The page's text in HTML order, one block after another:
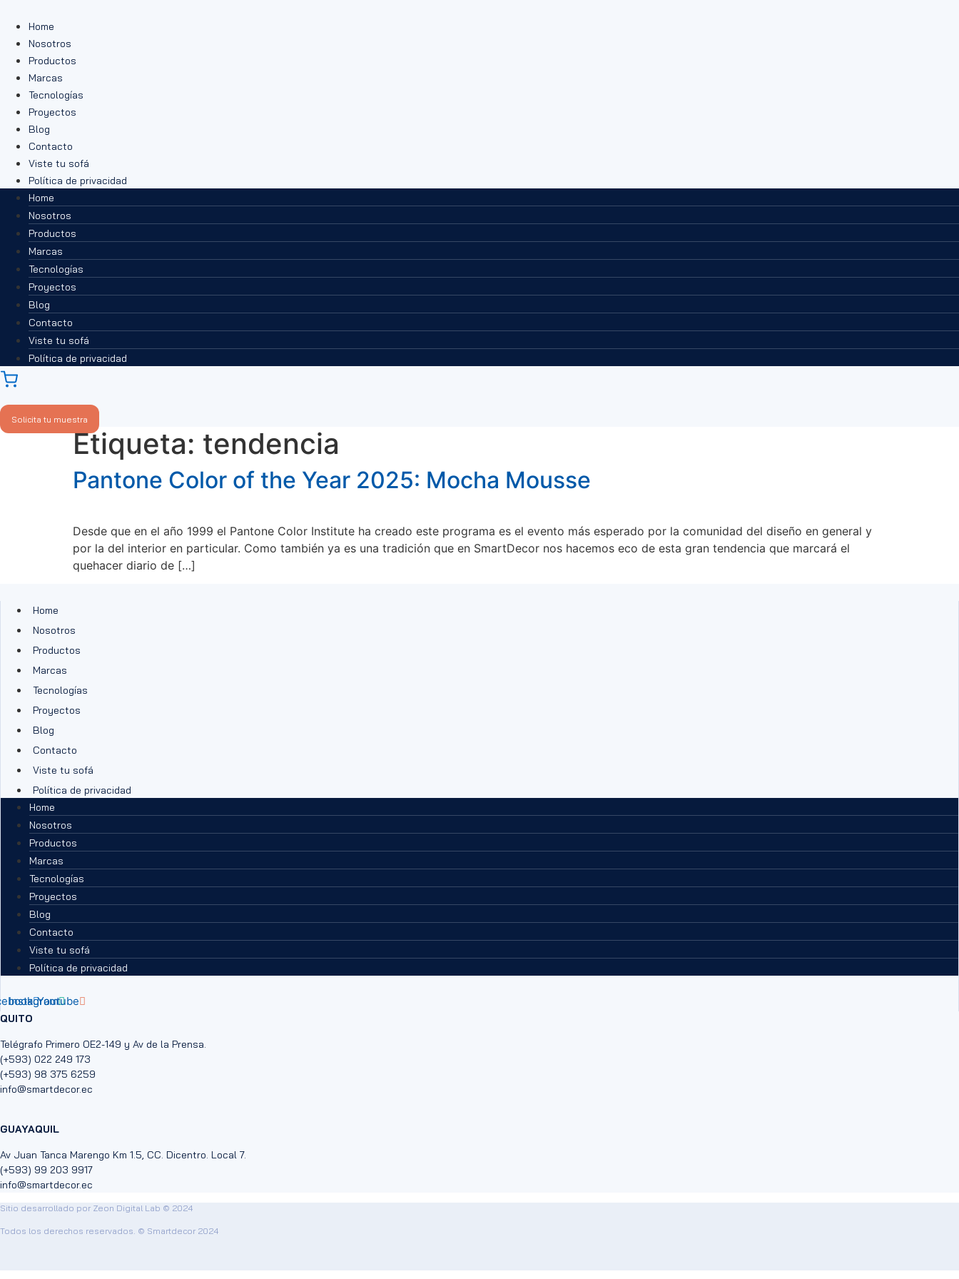
contenido
Home
Nosotros
Productos
Marcas
Tecnologías
Proyectos
Blog
Contacto
Viste tu sofá
Política de privacidad
Home
Nosotros
Productos
Marcas
Tecnologías
Proyectos
Blog
Contacto
Viste tu sofá
Política de privacidad
Solicita tu muestra
Etiqueta: tendencia
Pantone Color of the Year 2025: Mocha Mousse
Desde que en el año 1999 el Pantone Color Institute ha creado este programa es el evento más esperado por la comunidad del diseño en general y
por la del interior en particular. Como también ya es una tradición que en SmartDecor nos hacemos eco de esta gran tendencia que marcará el
quehacer diario de […]
Home
Nosotros
Productos
Marcas
Tecnologías
Proyectos
Blog
Contacto
Viste tu sofá
Política de privacidad
Home
Nosotros
Productos
Marcas
Tecnologías
Proyectos
Blog
Contacto
Viste tu sofá
Política de privacidad
InstagramYoutube
QUITO
Telégrafo Primero OE2-149 y Av de la Prensa.
(+593) 022 249 173
(+593) 98 375 6259
info@smartdecor.ec
GUAYAQUIL
Av Juan Tanca Marengo Km 1.5, CC. Dicentro. Local 7.
(+593) 99 203 9917
info@smartdecor.ec
Sitio desarrollado por Zeon Digital Lab © 2024
Todos los derechos reservados. © Smartdecor 2024